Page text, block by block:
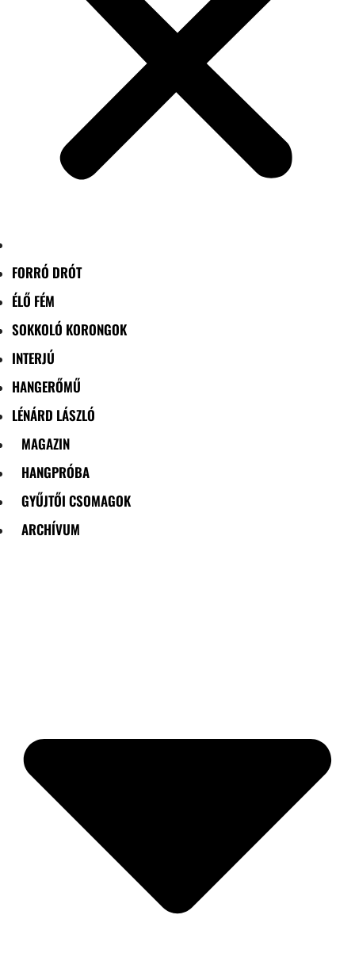
FORRÓ DRÓT
ÉLŐ FÉM
SOKKOLÓ KORONGOK
INTERJÚ
HANGERŐMŰ
LÉNÁRD LÁSZLÓ
MAGAZIN
HANGPRÓBA
GYŰJTŐI CSOMAGOK
ARCHÍVUM